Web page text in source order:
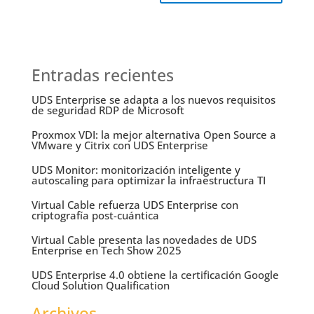
Entradas recientes
UDS Enterprise se adapta a los nuevos requisitos
de seguridad RDP de Microsoft
Proxmox VDI: la mejor alternativa Open Source a
VMware y Citrix con UDS Enterprise
UDS Monitor: monitorización inteligente y
autoscaling para optimizar la infraestructura TI
Virtual Cable refuerza UDS Enterprise con
criptografía post-cuántica
Virtual Cable presenta las novedades de UDS
Enterprise en Tech Show 2025
UDS Enterprise 4.0 obtiene la certificación Google
Cloud Solution Qualification